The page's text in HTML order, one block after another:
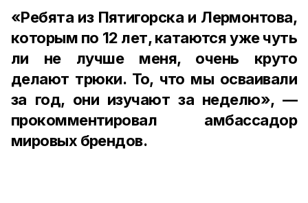
«Ребята из Пятигорска и Лермонтова,
которым по 12 лет, катаются уже чуть
ли не лучше меня, очень круто
делают трюки. То, что мы осваивали
за год, они изучают за неделю», —
прокомментировал амбассадор
мировых брендов.